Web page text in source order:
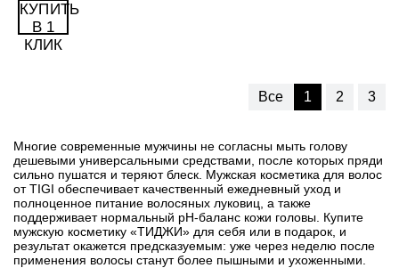
КУПИТЬ
В 1
КЛИК
1 2 3
Все
Многие современные мужчины не согласны мыть голову
дешевыми универсальными средствами, после которых пряди
сильно пушатся и теряют блеск. Мужская косметика для волос
от TIGI обеспечивает качественный ежедневный уход и
полноценное питание волосяных луковиц, а также
поддерживает нормальный pH-баланс кожи головы. Купите
мужскую косметику «ТИДЖИ» для себя или в подарок, и
результат окажется предсказуемым: уже через неделю после
применения волосы станут более пышными и ухоженными.